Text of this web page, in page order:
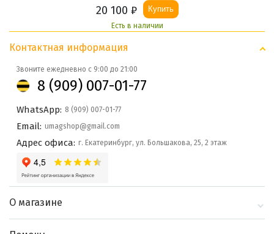
20 100 ₽ Купить
Есть в наличии
Контактная информация
Звоните ежедневно с 9:00 до 21:00
8 (909) 007-01-77
WhatsApp: 8 (909) 007-01-77
Email: umagshop@gmail.com
Адрес офиса: г. Екатеринбург, ул. Большакова, 25, 2 этаж
О магазине